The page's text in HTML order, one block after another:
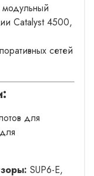
Catalyst 4500,
сетей
для
SUP6-E,